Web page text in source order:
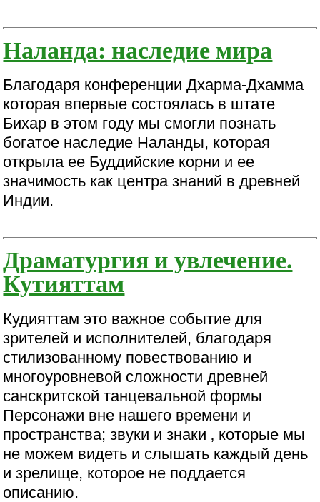
Наланда: наследие мира
Благодаря конференции Дхарма-Дхамма
которая впервые состоялась в штате
Бихар в этом году мы смогли познать
богатое наследие Наланды, которая
открыла ее Буддийские корни и ее
значимость как центра знаний в древней
Индии.
Драматургия и увлечение.
Кутияттам
Кудияттам это важное событие для
зрителей и исполнителей, благодаря
стилизованному повествованию и
многоуровневой сложности древней
санскритской танцевальной формы
Персонажи вне нашего времени и
пространства; звуки и знаки ‚ которые мы
не можем видеть и слышать каждый день
и зрелище, которое не поддается
описанию.